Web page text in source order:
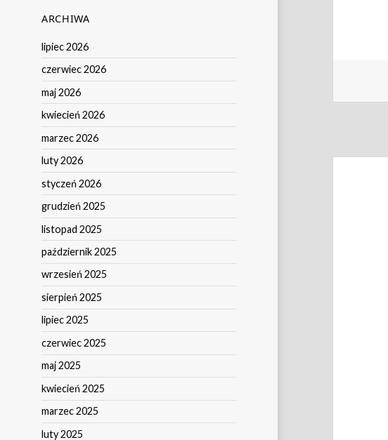
ARCHIWA
lipiec 2026
czerwiec 2026
maj 2026
kwiecień 2026
marzec 2026
luty 2026
styczeń 2026
grudzień 2025
listopad 2025
październik 2025
wrzesień 2025
sierpień 2025
lipiec 2025
czerwiec 2025
maj 2025
kwiecień 2025
marzec 2025
luty 2025